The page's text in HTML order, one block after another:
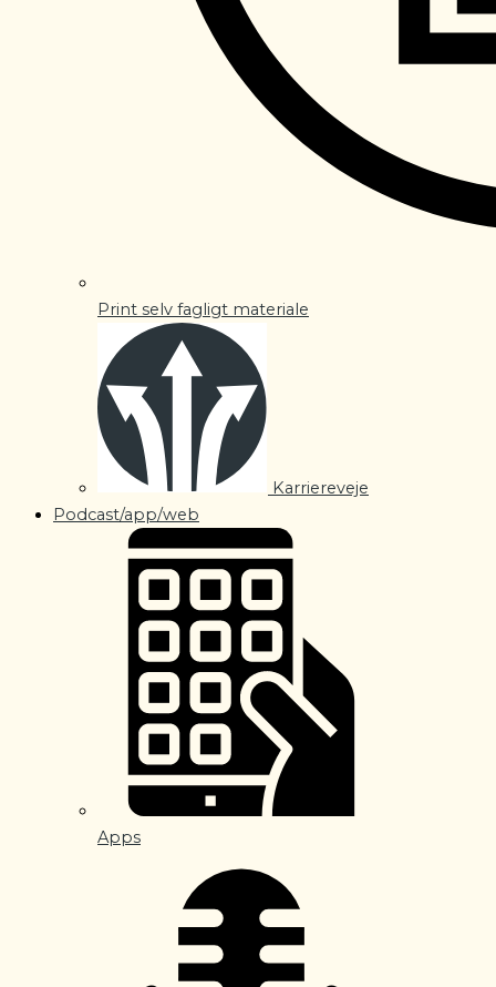
Print selv fagligt materiale
Karriereveje
Podcast/app/web
Apps